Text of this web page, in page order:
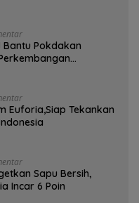
Bantu Pokdakan
Euforia,Siap Tekankan
Sapu Bersih,
Incar 6 Poin